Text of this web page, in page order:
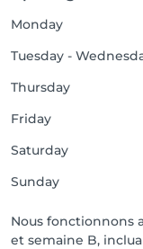
Monday
Tuesday -
Thursday
Friday
Saturday
Sunday
Nous fonctionnons
et semaine B,